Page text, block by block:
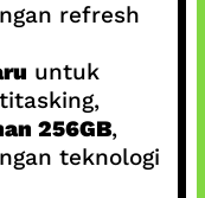
refresh
untuk
256GB,
teknologi